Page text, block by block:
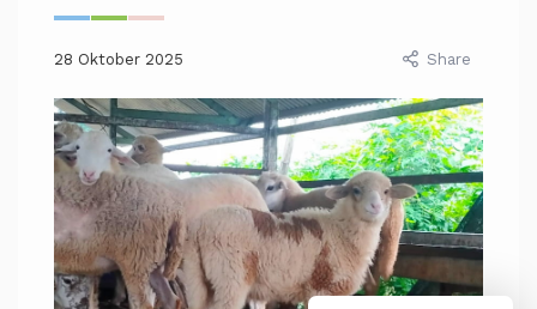
28 Oktober 2025 Share